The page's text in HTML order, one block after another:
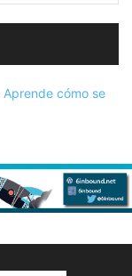
Aprende cómo se